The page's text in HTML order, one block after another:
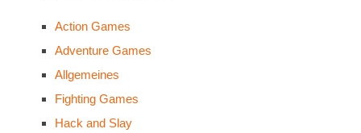
Action Games
Adventure Games
Allgemeines
Fighting Games
Hack and Slay